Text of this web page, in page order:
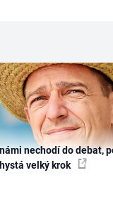
nechodí do debat,
velký krok